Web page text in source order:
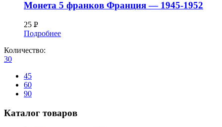
Монета 5 франков Франция — 1945-1952
25 Р
УБ.
Подробнее
Количество:
30
45
60
90
Каталог товаров